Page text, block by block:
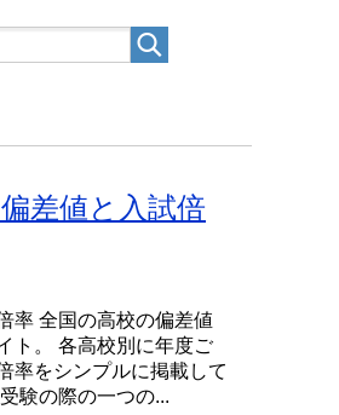
差値と入試倍
率 全国の高校の偏差値
ト。 各高校別に年度ご
率をシンプルに掲載して
験の際の一つの...